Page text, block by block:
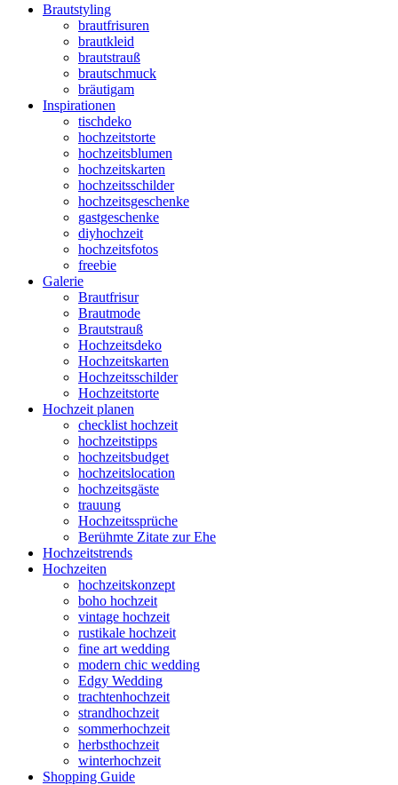
Brautstyling
brautfrisuren
brautkleid
brautstrauß
brautschmuck
bräutigam
Inspirationen
tischdeko
hochzeitstorte
hochzeitsblumen
hochzeitskarten
hochzeitsschilder
hochzeitsgeschenke
gastgeschenke
diyhochzeit
hochzeitsfotos
freebie
Galerie
Brautfrisur
Brautmode
Brautstrauß
Hochzeitsdeko
Hochzeitskarten
Hochzeitsschilder
Hochzeitstorte
Hochzeit planen
checklist hochzeit
hochzeitstipps
hochzeitsbudget
hochzeitslocation
hochzeitsgäste
trauung
Hochzeitssprüche
Berühmte Zitate zur Ehe
Hochzeitstrends
Hochzeiten
hochzeitskonzept
boho hochzeit
vintage hochzeit
rustikale hochzeit
fine art wedding
modern chic wedding
Edgy Wedding
trachtenhochzeit
strandhochzeit
sommerhochzeit
herbsthochzeit
winterhochzeit
Shopping Guide